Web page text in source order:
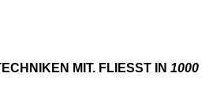
MIT. FLIESST IN 1000